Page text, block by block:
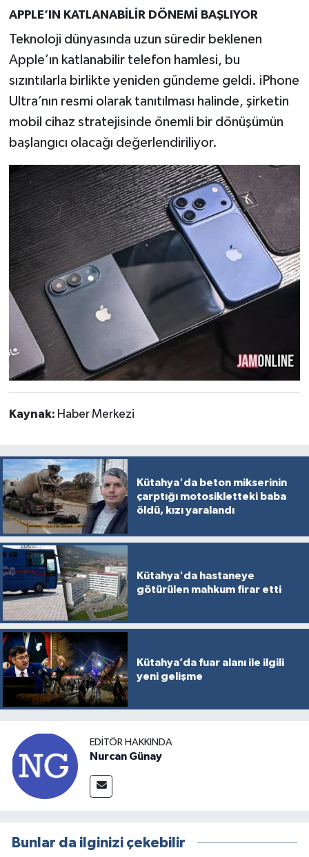
APPLE’IN KATLANABİLİR DÖNEMİ BAŞLIYOR
Teknoloji dünyasında uzun süredir beklenen
Apple’ın katlanabilir telefon hamlesi, bu
sızıntılarla birlikte yeniden gündeme geldi. iPhone
Ultra’nın resmi olarak tanıtılması halinde, şirketin
mobil cihaz stratejisinde önemli bir dönüşümün
başlangıcı olacağı değerlendiriliyor.
Kaynak: Haber Merkezi
Kütahya'da beton mikserinin
çarptığı motosikletteki baba
öldü, kızı yaralandı
Kütahya'da hastaneye
götürülen mahkum firar etti
Kütahya’da fuar alanı ile ilgili
yeni gelişme
EDITÖR HAKKINDA
Nurcan Günay
Bunlar da ilginizi çekebilir